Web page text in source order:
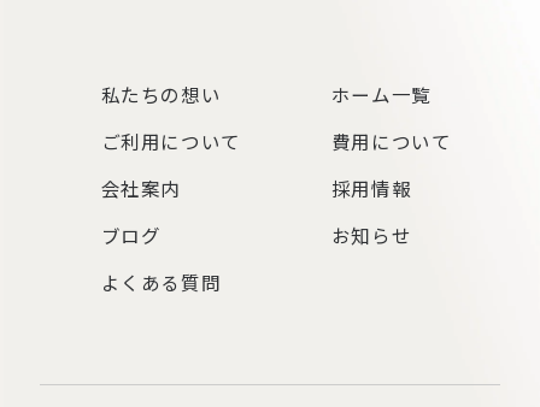
私たちの想い
ホーム一覧
ご利用について
費用について
会社案内
採用情報
ブログ
お知らせ
よくある質問